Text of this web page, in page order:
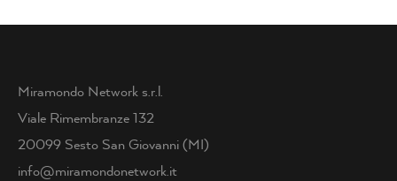
Miramondo Network s.r.l.
Viale Rimembranze 132
20099 Sesto San Giovanni (MI)
info@miramondonetwork.it